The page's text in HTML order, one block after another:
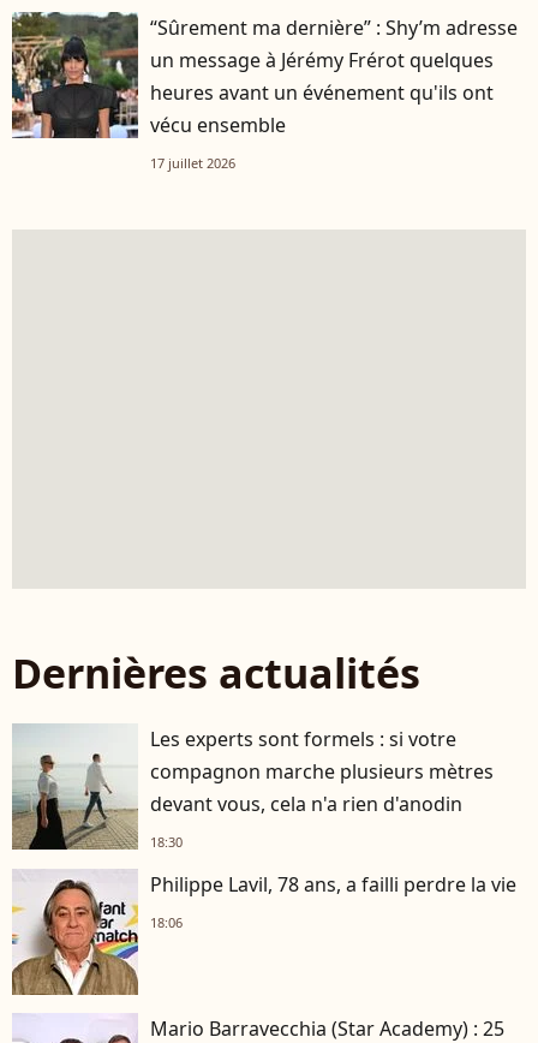
“Sûrement ma dernière” : Shy’m adresse
un message à Jérémy Frérot quelques
heures avant un événement qu'ils ont
vécu ensemble
17 juillet 2026
Dernières actualités
Les experts sont formels : si votre
compagnon marche plusieurs mètres
devant vous, cela n'a rien d'anodin
18:30
Philippe Lavil, 78 ans, a failli perdre la vie
18:06
Mario Barravecchia (Star Academy) : 25